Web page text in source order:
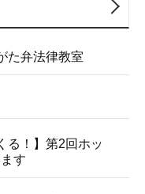
た弁法律教室
る！】第2回ホッ
す